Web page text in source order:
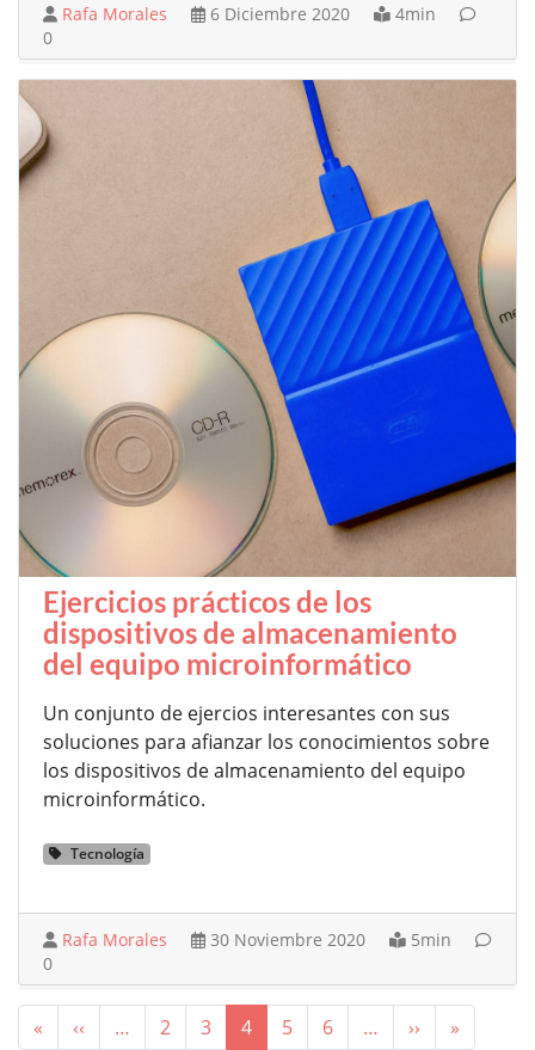
Rafa Morales 6 Diciembre 2020
4min
0
Ejercicios prácticos de los
dispositivos de almacenamiento
del equipo microinformático
Un conjunto de ejercios interesantes con sus
soluciones para afianzar los conocimientos sobre
los dispositivos de almacenamiento del equipo
microinformático.
Tecnología
Rafa Morales 30 Noviembre 2020
5min
0
Paginación
« Primera página
‹‹ Página anterior
… 2 3 4 5 6 … ›› Siguiente
»